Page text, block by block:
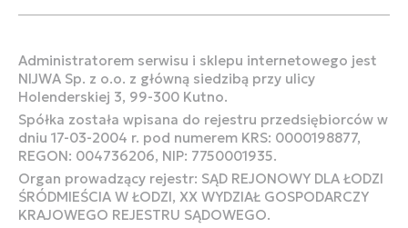
Administratorem serwisu i sklepu internetowego jest
NIJWA Sp. z o.o. z główną siedzibą przy ulicy
Holenderskiej 3, 99-300 Kutno.
Spółka została wpisana do rejestru przedsiębiorców w
dniu 17-03-2004 r. pod numerem KRS: 0000198877,
REGON: 004736206, NIP: 7750001935.
Organ prowadzący rejestr: SĄD REJONOWY DLA ŁODZI
ŚRÓDMIEŚCIA W ŁODZI, XX WYDZIAŁ GOSPODARCZY
KRAJOWEGO REJESTRU SĄDOWEGO.